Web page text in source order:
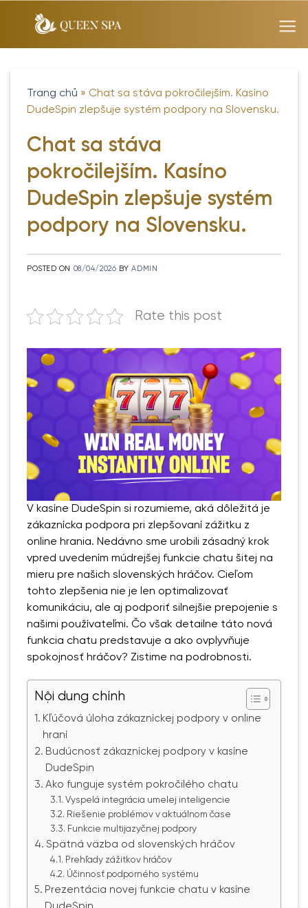
Trang chủ » Chat sa stáva pokročilejším. Kasíno
DudeSpin zlepšuje systém podpory na Slovensku.
Chat sa stáva
pokročilejším. Kasíno
DudeSpin zlepšuje systém
podpory na Slovensku.
POSTED ON 08/04/2026 BYADMIN
Rate this post
V kasíne DudeSpin si rozumieme, aká dôležitá je
zákaznícka podpora pri zlepšovaní zážitku z
online hrania. Nedávno sme urobili zásadný krok
vpred uvedením múdrejšej funkcie chatu šitej na
mieru pre našich slovenských hráčov. Cieľom
tohto zlepšenia nie je len optimalizovať
komunikáciu, ale aj podporiť silnejšie prepojenie s
našimi používateľmi. Čo však detailne táto nová
funkcia chatu predstavuje a ako ovplyvňuje
spokojnosť hráčov? Zistime na podrobnosti.
Nội dung chính
Kľúčová úloha zákazníckej podpory v online
hraní
Budúcnosť zákazníckej podpory v kasíne
DudeSpin
Ako funguje systém pokročilého chatu
Vyspelá integrácia umelej inteligencie
Riešenie problémov v aktuálnom čase
Funkcie multijazyčnej podpory
Spätná väzba od slovenských hráčov
Prehľady zážitkov hráčov
Účinnosť podporného systému
Prezentácia novej funkcie chatu v kasíne